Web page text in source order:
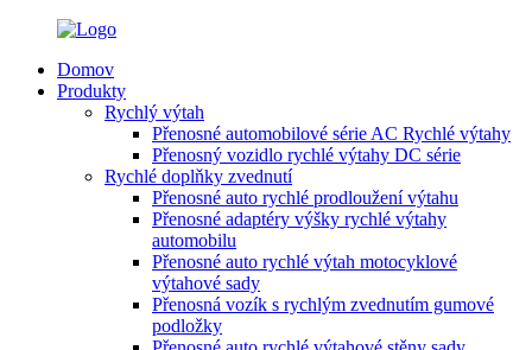
Domov
Produkty
Rychlý výtah
Přenosné automobilové série AC Rychlé výtahy
Přenosný vozidlo rychlé výtahy DC série
Rychlé doplňky zvednutí
Přenosné auto rychlé prodloužení výtahu
Přenosné adaptéry výšky rychlé výtahy
automobilu
Přenosné auto rychlé výtah motocyklové
výtahové sady
Přenosná vozík s rychlým zvednutím gumové
podložky